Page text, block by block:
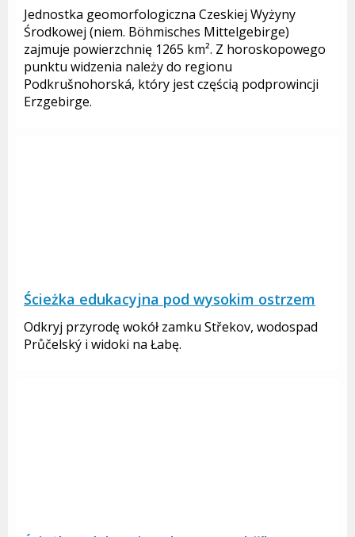
Jednostka geomorfologiczna Czeskiej Wyżyny
Środkowej (niem. Böhmisches Mittelgebirge)
zajmuje powierzchnię 1265 km². Z horoskopowego
punktu widzenia należy do regionu
Podkrušnohorská, który jest częścią podprowincji
Erzgebirge.
Ścieżka edukacyjna pod wysokim ostrzem
Odkryj przyrodę wokół zamku Střekov, wodospad
Průčelský i widoki na Łabę.